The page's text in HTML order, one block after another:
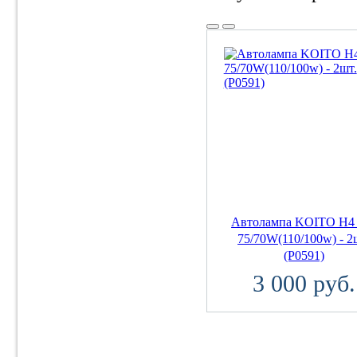
Автолампа KOITO H4
75/70W(110/100w) -
(P0591)
3 000 руб.